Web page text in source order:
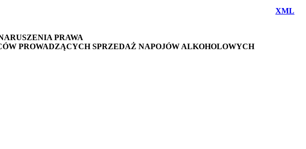
XML
PRAWA
PROWADZĄCYCH SPRZEDAŻ NAPOJÓW ALKOHOLOWYCH